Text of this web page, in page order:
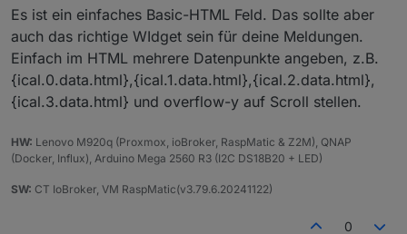
color": "","lc-color": "" ,"lc-border-
width"
"0" "lc-border-style": ""
"lc-border-
"lc-border-radius"
zindex": 0 } , "style":
{"left":"6px","top": "214px","width":"50px","heigh
t":"50px","font-size":"x-small","border-
Light", "font-
weight":"","color":"#d8d8da", "background"
"0px" "font-style"
Es ist ein einfaches Basic-HTML Feld. Das sollte aber
auch das richtige WIdget sein für deine Meldungen.
Einfach im HTML mehrere Datenpunkte angeben, z.B.
{ical.0.data.html},{ical.1.data.html},{ical.2.data.html},
{ical.3.data.html} und overflow-y auf Scroll stellen.
HW: Lenovo M920q (Proxmox, ioBroker, RaspMatic & Z2M), QNAP
(Docker, Influx), Arduino Mega 2560 R3 (I2C DS18B20 + LED)
SW: CT IoBroker, VM RaspMatic(v3.79.6.20241122)
0